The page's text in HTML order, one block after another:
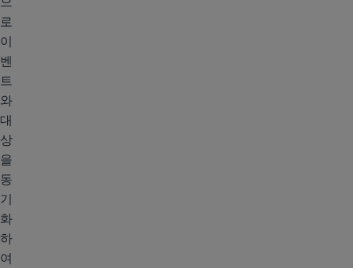
로
이
벤
트
와
대
상
을
동
기
화
하
여